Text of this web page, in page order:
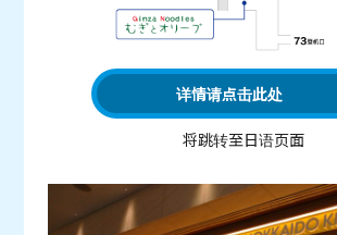
详情请点击此处
将跳转至日语页面